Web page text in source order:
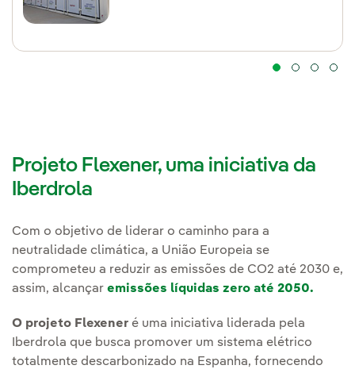
Projeto Flexener, uma iniciativa da
Iberdrola
Com o objetivo de liderar o caminho para a
neutralidade climática, a União Europeia se
comprometeu a reduzir as emissões de CO2 até 2030 e,
assim, alcançar emissões líquidas zero até 2050.
O projeto Flexener é uma iniciativa liderada pela
Iberdrola que busca promover um sistema elétrico
totalmente descarbonizado na Espanha, fornecendo